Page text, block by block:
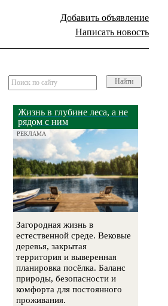
Добавить объявление
Написать новость
Найти
Жизнь в глубине леса, а не
рядом с ним
РЕКЛАМА
Загородная жизнь в
естественной среде. Вековые
деревья, закрытая
территория и выверенная
планировка посёлка. Баланс
природы, безопасности и
комфорта для постоянного
проживания.